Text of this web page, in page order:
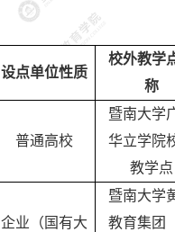
设点单位性质
校外教学
称
普通高校
暨南大学
华立学院
教学点
企业（国有大
暨南大学
教育集团